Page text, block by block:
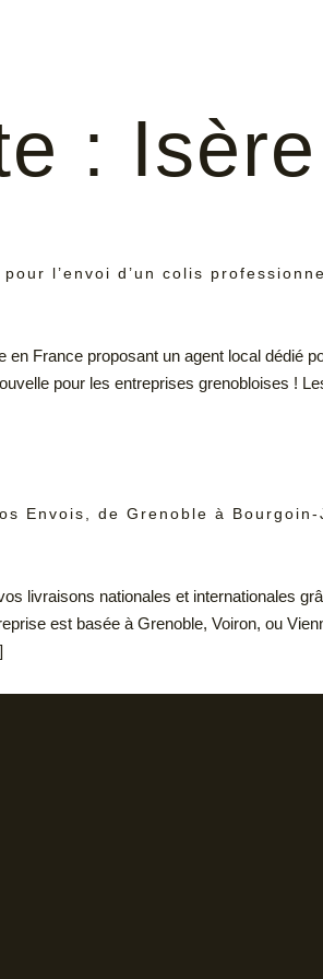
: Isère
l’envoi d’un colis
France proposant un agent local dédié
pour les entreprises grenobloises !
Envois, de Grenoble à Bourgoin-
livraisons nationales et internationales
est basée à Grenoble, Voiron, ou